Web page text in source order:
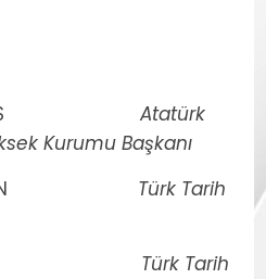
ÖRSAtatürk
Kurumu Başkanı
Türk Tarih
PUSTU Türk Tarih